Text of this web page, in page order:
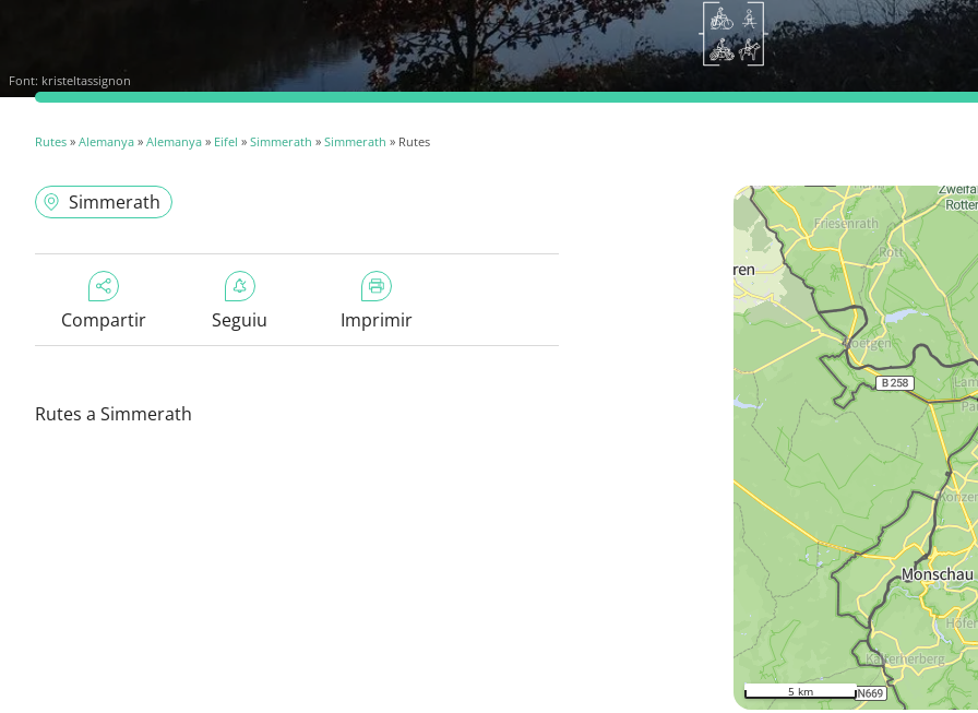
Font: kristeltassignon
Rutes » Alemanya » Alemanya » Eifel » Simmerath » Simmerath » Rutes
Simmerath
Compartir Seguiu Imprimir
Rutes a Simmerath
5 km